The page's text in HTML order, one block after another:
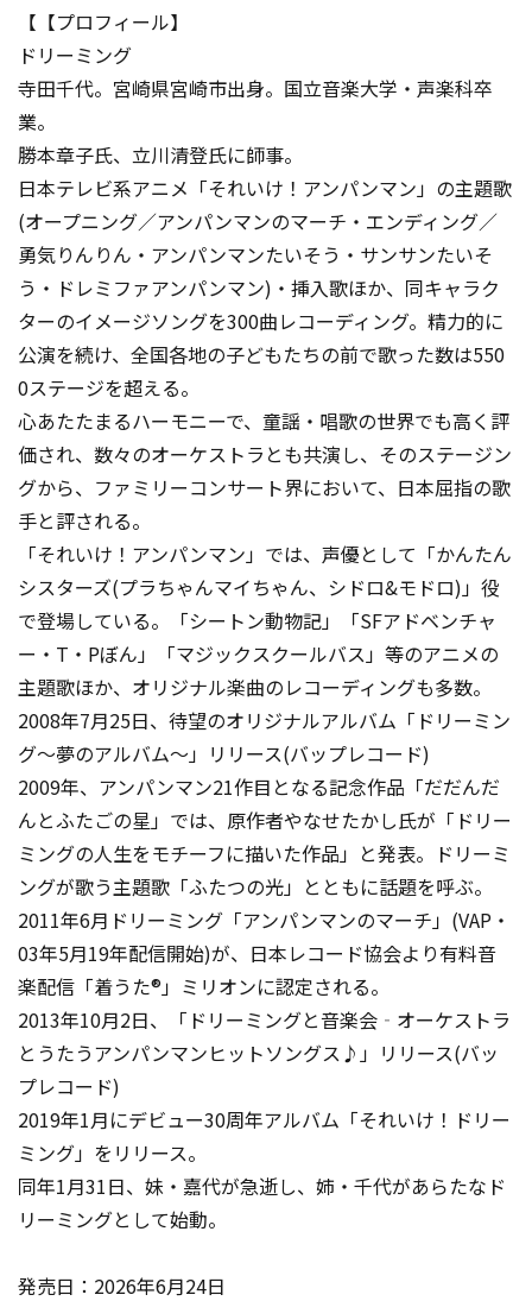
【【プロフィール】
ドリーミング
寺田千代。宮崎県宮崎市出身。国立音楽大学・声楽科卒
業。
勝本章子氏、立川清登氏に師事。
日本テレビ系アニメ「それいけ！アンパンマン」の主題歌
(オープニング／アンパンマンのマーチ・エンディング／
勇気りんりん・アンパンマンたいそう・サンサンたいそ
う・ドレミファアンパンマン)・挿入歌ほか、同キャラク
ターのイメージソングを300曲レコーディング。精力的に
公演を続け、全国各地の子どもたちの前で歌った数は550
0ステージを超える。
心あたたまるハーモニーで、童謡・唱歌の世界でも高く評
価され、数々のオーケストラとも共演し、そのステージン
グから、ファミリーコンサート界において、日本屈指の歌
手と評される。
「それいけ！アンパンマン」では、声優として「かんたん
シスターズ(プラちゃんマイちゃん、シドロ&モドロ)」役
で登場している。「シートン動物記」「SFアドベンチャ
ー・T・Pぼん」「マジックスクールバス」等のアニメの
主題歌ほか、オリジナル楽曲のレコーディングも多数。
2008年7月25日、待望のオリジナルアルバム「ドリーミン
グ～夢のアルバム～」リリース(バップレコード)
2009年、アンパンマン21作目となる記念作品「だだんだ
んとふたごの星」では、原作者やなせたかし氏が「ドリー
ミングの人生をモチーフに描いた作品」と発表。ドリーミ
ングが歌う主題歌「ふたつの光」とともに話題を呼ぶ。
2011年6月ドリーミング「アンパンマンのマーチ」(VAP・
03年5月19年配信開始)が、日本レコード協会より有料音
楽配信「着うた®」ミリオンに認定される。
2013年10月2日、「ドリーミングと音楽会‐オーケストラ
とうたうアンパンマンヒットソングス♪」リリース(バッ
プレコード)
2019年1月にデビュー30周年アルバム「それいけ！ドリー
ミング」をリリース。
同年1月31日、妹・嘉代が急逝し、姉・千代があらたなド
リーミングとして始動。
発売日：2026年6月24日